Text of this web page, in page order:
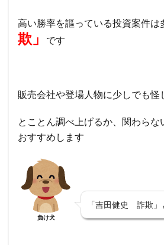
高い勝率を謳っている投資案件は
欺」
です
販売会社や登場人物に少しでも怪
とことん調べ上げるか、関わらな
おすすめします
負け犬
「吉田健史 詐欺